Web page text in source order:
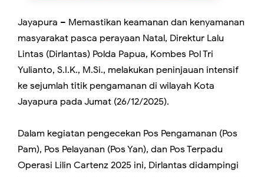
Jayapura – Memastikan keamanan dan kenyamanan
masyarakat pasca perayaan Natal, Direktur Lalu
Lintas (Dirlantas) Polda Papua, Kombes Pol Tri
Yulianto, S.I.K., M.Si., melakukan peninjauan intensif
ke sejumlah titik pengamanan di wilayah Kota
Jayapura pada Jumat (26/12/2025).
Dalam kegiatan pengecekan Pos Pengamanan (Pos
Pam), Pos Pelayanan (Pos Yan), dan Pos Terpadu
Operasi Lilin Cartenz 2025 ini, Dirlantas didampingi